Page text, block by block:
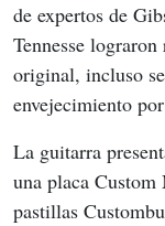
de expertos de
Tennesse
original, incluso
envejecimiento
La guitarra
una placa
pastillas